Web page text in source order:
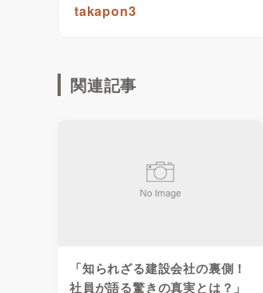
takapon3
関連記事
「知られざる建設会社の裏側！
社員が語る驚きの真実とは？」